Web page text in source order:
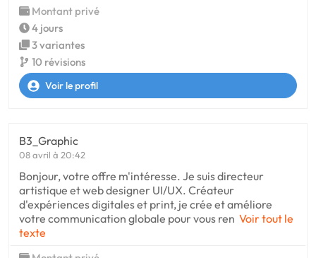
Montant privé
4 jours
3 variantes
10 révisions
Voir le profil
B3_Graphic
08 avril à 20:42
Bonjour, votre offre m'intéresse. Je suis directeur
artistique et web designer UI/UX. Créateur
d'expériences digitales et print, je crée et améliore
votre communication globale pour vous ren Voir tout le
texte